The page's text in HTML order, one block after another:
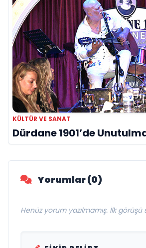
KÜLTÜR VE SANAT
Dürdane 1901’de
Yorumlar (0)
Henüz yorum yazılmamış. İlk görüşü